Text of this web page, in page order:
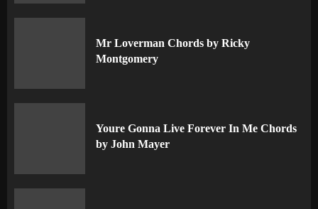
Mr Loverman Chords by Ricky
Montgomery
Youre Gonna Live Forever In Me Chords
by John Mayer